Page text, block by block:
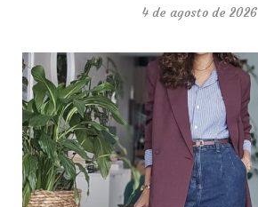
4 de agosto de 2026